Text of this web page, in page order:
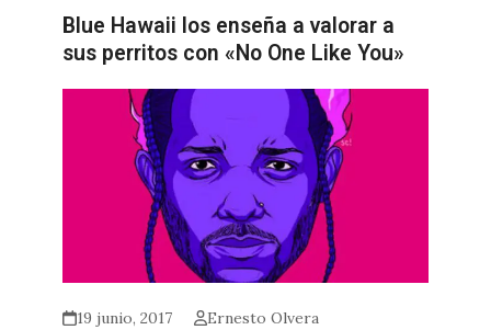
Blue Hawaii los enseña a valorar a
sus perritos con «No One Like You»
19 junio, 2017
Ernesto Olvera